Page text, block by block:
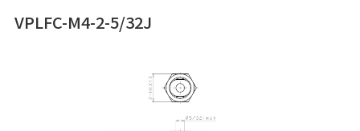
VPLFC-M4-2-5/32J